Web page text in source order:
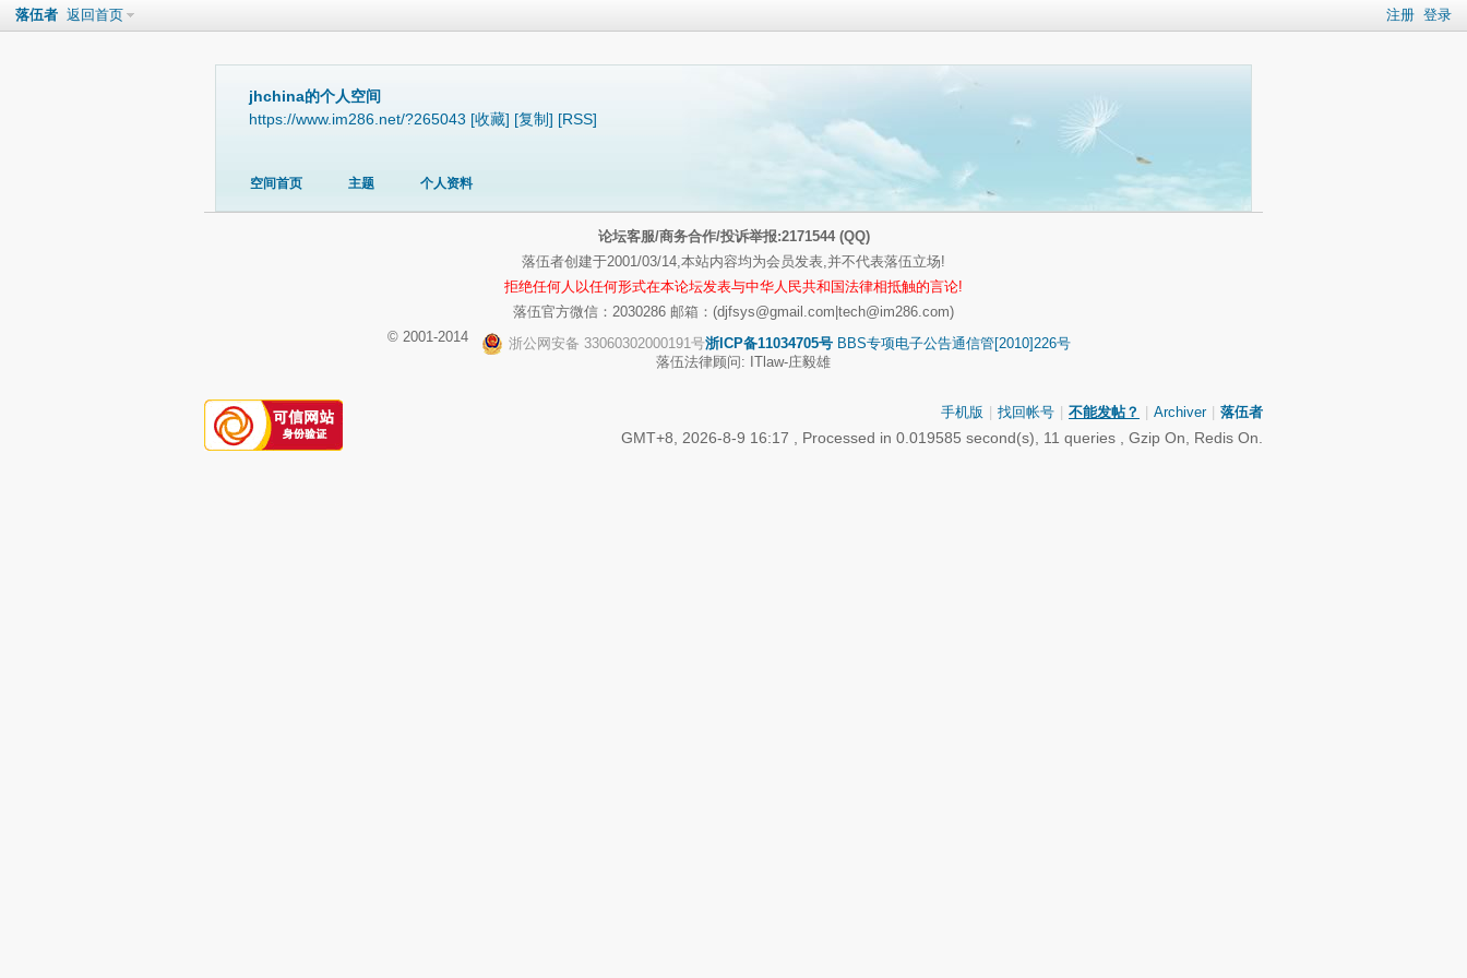
注册 登录
落伍者 返回首页
jhchina的个人空间
https://www.im286.net/?265043 [收藏] [复制] [RSS]
空间首页 主题 个人资料
论坛客服/商务合作/投诉举报:2171544 (QQ)
落伍者创建于2001/03/14,本站内容均为会员发表,并不代表落伍立场!
拒绝任何人以任何形式在本论坛发表与中华人民共和国法律相抵触的言论!
落伍官方微信：2030286 邮箱：(djfsys@gmail.com|tech@im286.com)
© 2001-2014
浙公网安备 33060302000191号浙ICP备11034705号 BBS专项电子公告通信管[2010]226号
落伍法律顾问: ITlaw-庄毅雄
手机版 找回帐号 不能发帖？ Archiver 落伍者
GMT+8, 2026-8-9 16:17 , Processed in 0.019585 second(s), 11 queries , Gzip On, Redis On.